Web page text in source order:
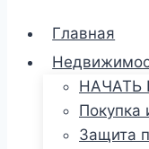
Главная
НАЧАТЬ
Покупка
Защита